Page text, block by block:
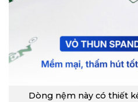
Dòng nệm này có thiết